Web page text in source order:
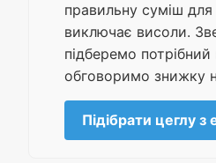
правильну суміш
виключає висоли.
підберемо потрібний
обговоримо знижку
Підібрати цеглу